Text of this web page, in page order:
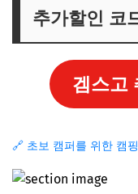
추가할인 코
겜스고
🔗 초보 캠퍼를 위한 캠